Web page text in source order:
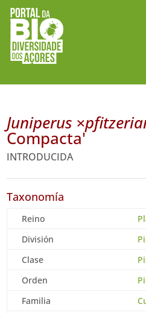
Juniperus
Compacta'
INTRODUCIDA
Taxonomía
Reino
División
Clase
Orden
Familia